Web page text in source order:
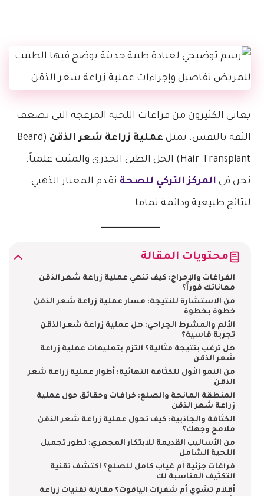
يعاني الكثيرون من فراغات اللحية المزعجة التي تضعف
الثقة بالنفس. تمثل عملية زراعة شعر الذقن (Beard
Hair Transplant) الحل الطبي الجذري والمثبت علمياً.
نحن في المركز التركي للصحة نقدم المعيار الذهبي
لنتائج طبيعية ودائمة تماما.
محتويات المقالة
الفراغات والإحراج: كيف تنهي عملية زراعة شعر الذقن
معاناتك فوراً؟
من الاستشارة للنتيجة: مسار عملية زراعة شعر الذقن
خطوة بخطوة
الألم والمشرط الجراحي: هل عملية زراعة شعر الذقن
تجربة قاسية؟
هل ترغب بنتيجة مثالية؟ التزم بتعليمات عملية زراعة
شعر الذقن
من النمو الأول للكثافة النهائية: أطوار عملية زراعة شعر
الذقن
المنطقة المانحة والصلع: خرافات وحقائق حول عملية
زراعة شعر الذقن
الكثافة والجاذبية: كيف تحول عملية زراعة شعر الذقن
ملامح وجهك؟
من الأساليب القديمة للابتكار المجهري: تطور تجميل
اللحية الشامل
فراغات جزئية أم غياب كامل للصلع؟ اكتشف تقنية
التكثيف المناسبة لك
أقلام تشوي أم شفرات الياقوت؟ مقارنة تقنيات زراعة